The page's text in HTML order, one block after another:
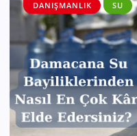
DANIŞMANLIK SU